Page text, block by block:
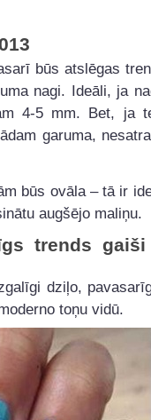
būs atslēgas
nagi. Ideāli, ja
4-5 mm. Bet, ja
garuma,
būs ovāla – tā ir
augšējo maliņu.
trends
dziļo,
toņu vidū.